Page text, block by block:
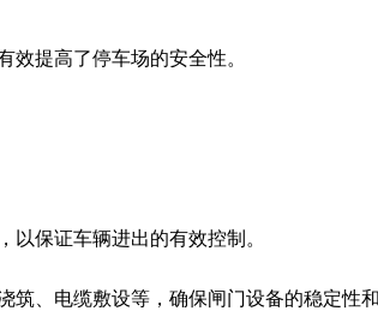
提高了停车场的安全性。
保证车辆进出的有效控制。
、电缆敷设等，确保闸门设备的稳定性和